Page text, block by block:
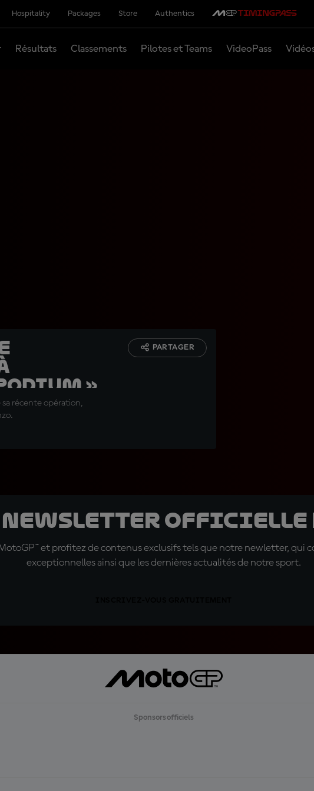
Hospitality Packages Store Authentics
Résultats Classements Pilotes et Teams VideoPass
»
récente opération,
PARTAGER
Newsletter officielle
et profitez de contenus exclusifs tels que notre newletter, qui
exceptionnelles ainsi que les dernières actualités de notre sport.
Sponsors officiels